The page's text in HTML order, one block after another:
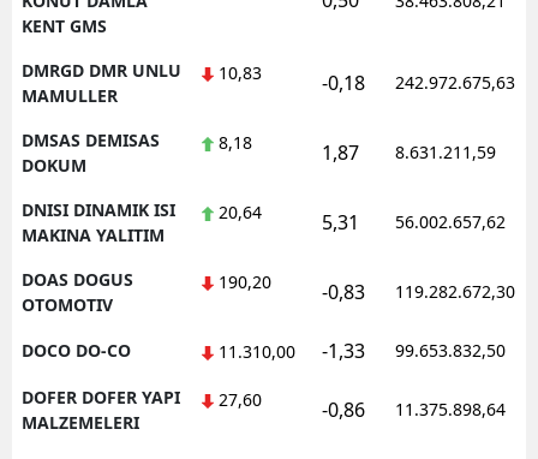
KENT GMS
DMRGD DMR UNLU
MAMULLER
10,83 -0,18 242.972.675,63
DMSAS DEMISAS
DOKUM
8,18 1,87 8.631.211,59
DNISI DINAMIK ISI
MAKINA YALITIM
20,64 5,31 56.002.657,62
DOAS DOGUS
OTOMOTIV
190,20 -0,83 119.282.672,30
DOCO DO-CO 11.310,00 -1,33 99.653.832,50
DOFER DOFER YAPI
MALZEMELERI
27,60 -0,86 11.375.898,64